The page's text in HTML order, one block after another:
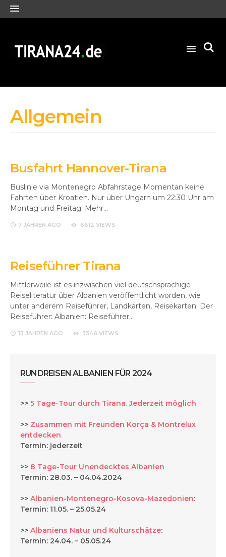
Allgemein
Busfahrt Hannover-Tirana
Buslinie via Montenegro Abfahrstage Momentan keine
Fahrten über Kroatien. Nur über Ungarn um 22:30 Uhr am
Montag und Freitag. Mehr…
7 JAHREN AGO 6612 VIEWS
Reiseführer Tirana
Mittlerweile ist es inzwischen viel deutschsprachige
Reiseliteratur über Albanien veröffentlicht worden, wie
unter anderem Reiseführer, Landkarten, Reisekarten. Der
Reiseführer: Albanien: Reiseführer…
13 JAHREN AGO 3346 VIEWS
RUNDREISEN ALBANIEN FÜR 2024
>> 5 Tage-Tour durch Tirana. Jederzeit möglich
>> Zusammen mit Freunden Korça & Montrelux
entdecken
Termin: jederzeit
>> 8 Tage-Tour Unendecktes Albanien
Termin: 28.03. – 04.04.2024
>> Albanien-Montenegro-Kosova-Mazedonien:
Termin: 11.05. – 25.05.24
>> Albaniens Natur und Kulturschätze:
Termin: 24.04. – 05.05.24